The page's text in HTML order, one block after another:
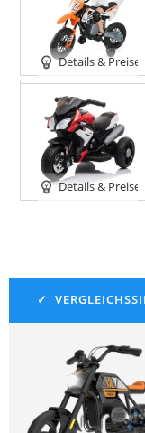
Details & Preise
Details & Preise